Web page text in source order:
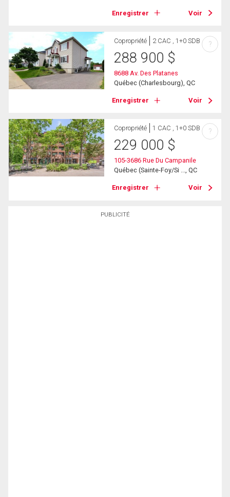
PUBLICITÉ
Enregistrer Voir
Copropriété 2 CAC , 1+0 SDB
288 900 $
8688 Av. Des Platanes
Québec (Charlesbourg), QC
Enregistrer Voir
?
Copropriété 1 CAC , 1+0 SDB
229 000 $
105-3686 Rue Du Campanile
Québec (Sainte-Foy/Si ..., QC
Enregistrer Voir
?